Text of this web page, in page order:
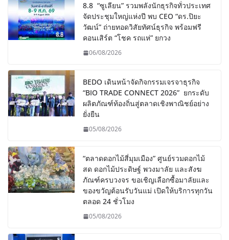
8.8 “ซูเลียน” รวมพลังนักธุรกิจทั่วประเทศ
จัดประชุมใหญ่แห่งปี พบ CEO “ดร.ปิยะ
วัฒน์” ถ่ายทอดวิสัยทัศน์ธุรกิจ พร้อมฟรี
คอนเสิร์ต “โชค รถแห่” ยกวง
06/08/2026
BEDO เดินหน้าจัดกิจกรรมเจรจาธุรกิจ
“BIO TRADE CONNECT 2026” ยกระดับ
ผลิตภัณฑ์ท้องถิ่นสู่ตลาดเชิงพาณิชย์อย่าง
ยั่งยืน
05/08/2026
“ตลาดดอกไม้สี่มุมเมือง” ศูนย์รวมดอกไม้
สด ดอกไม้ประดิษฐ์ พวงมาลัย และสังฆ
ภัณฑ์ครบวงจร ขอเชิญเลือกซื้อมาลัยและ
ของขวัญต้อนรับวันแม่ เปิดให้บริการทุกวัน
ตลอด 24 ชั่วโมง
05/08/2026